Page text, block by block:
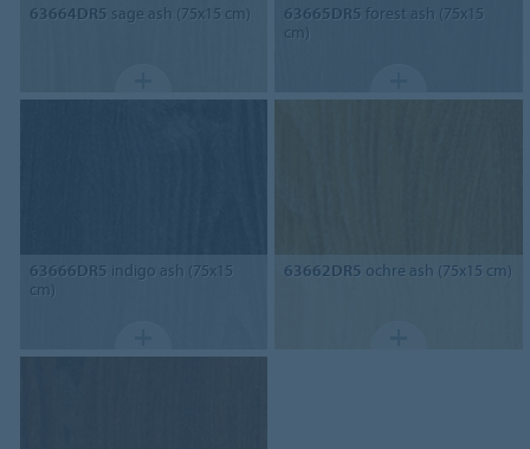
63664DR5 sage ash (75x15 cm) 63665DR5 forest ash (75x15
cm)
63666DR5 indigo ash (75x15
cm)
63662DR5 ochre ash (75x15 cm)